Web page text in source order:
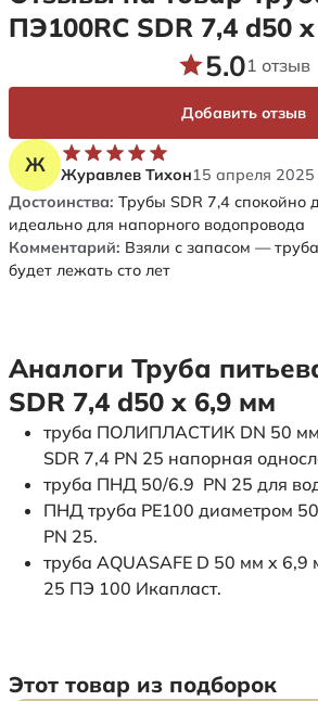
ПЭ100RC SDR 7,4 d50
Ж Журавлев Тихон15 апреля 2025
Достоинства: Трубы SDR 7,4 спокойно
идеально для напорного водопровода
Комментарий: Взяли с запасом —
будет лежать сто лет
5.01 отзыв
Добавить отзыв
Аналоги Труба
SDR 7,4 d50 х 6,9 мм
труба ПОЛИПЛАСТИК DN 50
SDR 7,4 PN 25 напорная
труба ПНД 50/6.9 PN 25 для
ПНД труба PE100 диаметром
PN 25.
труба AQUASAFE D 50 мм x 6,9
25 ПЭ 100 Икапласт.
Этот товар из подборок